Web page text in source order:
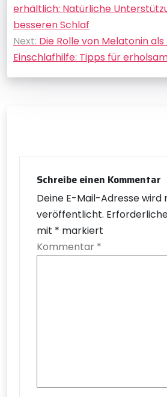
erhältlich: Natürliche
besseren Schlaf
Next: Die Rolle von Melatonin
Einschlafhilfe: Tipps für
Schreibe einen Kommentar
Deine E-Mail-Adresse wird
veröffentlicht.
mit * markiert
Kommentar *